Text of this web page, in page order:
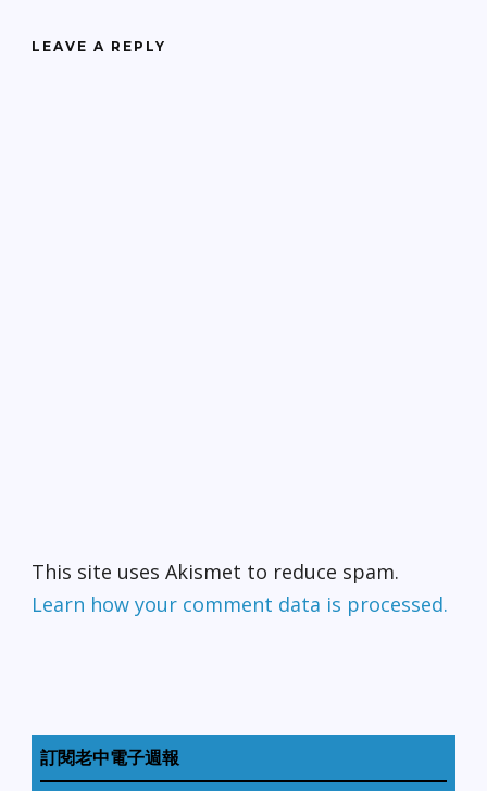
LEAVE A REPLY
This site uses Akismet to reduce spam.
Learn how your comment data is processed.
訂閱老中電子週報